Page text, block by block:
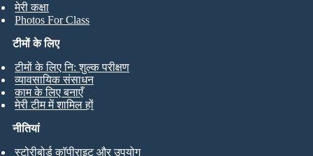
मेरी कक्षा
Photos For Class
टीमों के लिए
टीमों के लिए नि: शुल्क परीक्षण
व्यावसायिक संसाधन
काम के लिए बनाएँ
मेरी टीम में शामिल हों
नीतियां
स्टोरीबोर्ड कॉपीराइट और उपयोग